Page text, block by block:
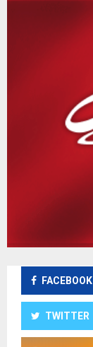
FACEBOOK
TWITTER